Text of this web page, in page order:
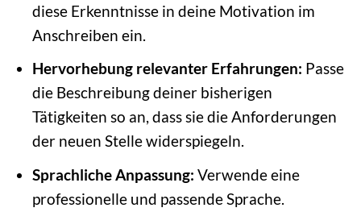
diese Erkenntnisse in deine Motivation im
Anschreiben ein.
Hervorhebung relevanter Erfahrungen: Passe
die Beschreibung deiner bisherigen
Tätigkeiten so an, dass sie die Anforderungen
der neuen Stelle widerspiegeln.
Sprachliche Anpassung: Verwende eine
professionelle und passende Sprache.